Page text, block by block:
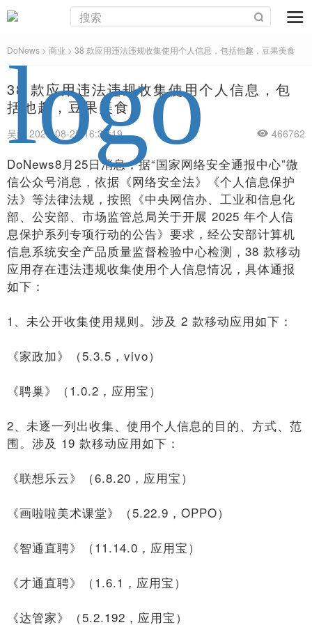
DoNews > 商业 > 38 款应用违法违规收集使用个人信息，包括他趣，豆果美食
38 款应用违法违规收集使用个人信息，包
括他趣，豆果美食
吴丽 2025-08-25 16:36:19 466762
DoNews8月25日消息，据“国家网络安全通报中心”微
信公众号消息，依据《网络安全法》《个人信息保护
法》等法律法规，按照《中央网信办、工业和信息化
部、公安部、市场监管总局关于开展 2025 年个人信
息保护系列专项行动的公告》要求，经公安部计算机
信息系统安全产品质量监督检验中心检测，38 款移动
应用存在违法违规收集使用个人信息情况，具体通报
如下：
1、未公开收集使用规则。涉及 2 款移动应用如下：
《家政加》（5.3.5，vivo）
《聘巢》（1.0.2，应用宝）
2、未逐一列出收集、使用个人信息的目的、方式、范
围。涉及 19 款移动应用如下：
《联想乐云》（6.8.20，应用宝）
《画啦啦美术课堂》（5.22.9，OPPO）
《智通直聘》（11.14.0，应用宝）
《才通直聘》（1.6.1，应用宝）
《达管家》（5.2.192，应用宝）